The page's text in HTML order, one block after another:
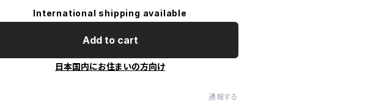
International shipping available
Add to cart
日本国内にお住まいの方向け
通報する